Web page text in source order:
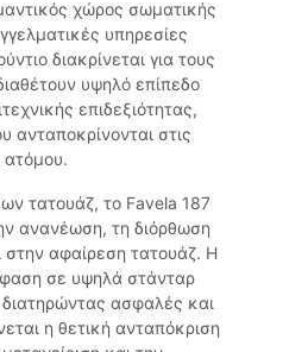
χώρος σωματικής
υπηρεσίες
διακρίνεται για τους
υψηλό επίπεδο
επιδεξιότητας,
ανταποκρίνονται στις
ατόμου.
τατουάζ, το Favela 187
ανανέωση, τη διόρθωση
αφαίρεση τατουάζ. Η
σε υψηλά στάνταρ
διατηρώντας ασφαλές και
η θετική ανταπόκριση